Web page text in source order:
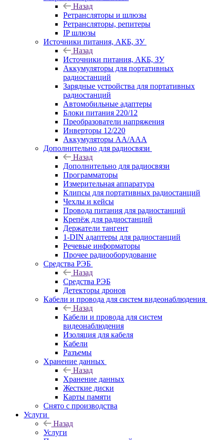
Назад
Ретрансляторы и шлюзы
Ретрансляторы, репитеры
IP шлюзы
Источники питания, АКБ, ЗУ
Назад
Источники питания, АКБ, ЗУ
Аккумуляторы для портативных
радиостанций
Зарядные устройства для портативных
радиостанций
Автомобильные адаптеры
Блоки питания 220/12
Преобразователи напряжения
Инверторы 12/220
Аккумуляторы АА/ААА
Дополнительно для радиосвязи
Назад
Дополнительно для радиосвязи
Программаторы
Измерительная аппаратура
Клипсы для портативных радиостанций
Чехлы и кейсы
Провода питания для радиостанций
Крепёж для радиостанций
Держатели тангент
1-DIN адаптеры для радиостанций
Речевые информаторы
Прочее радиооборудование
Средства РЭБ
Назад
Средства РЭБ
Детекторы дронов
Кабели и провода для систем видеонаблюдения
Назад
Кабели и провода для систем
видеонаблюдения
Изоляция для кабеля
Кабели
Разъемы
Хранение данных
Назад
Хранение данных
Жесткие диски
Карты памяти
Снято с производства
Услуги
Назад
Услуги